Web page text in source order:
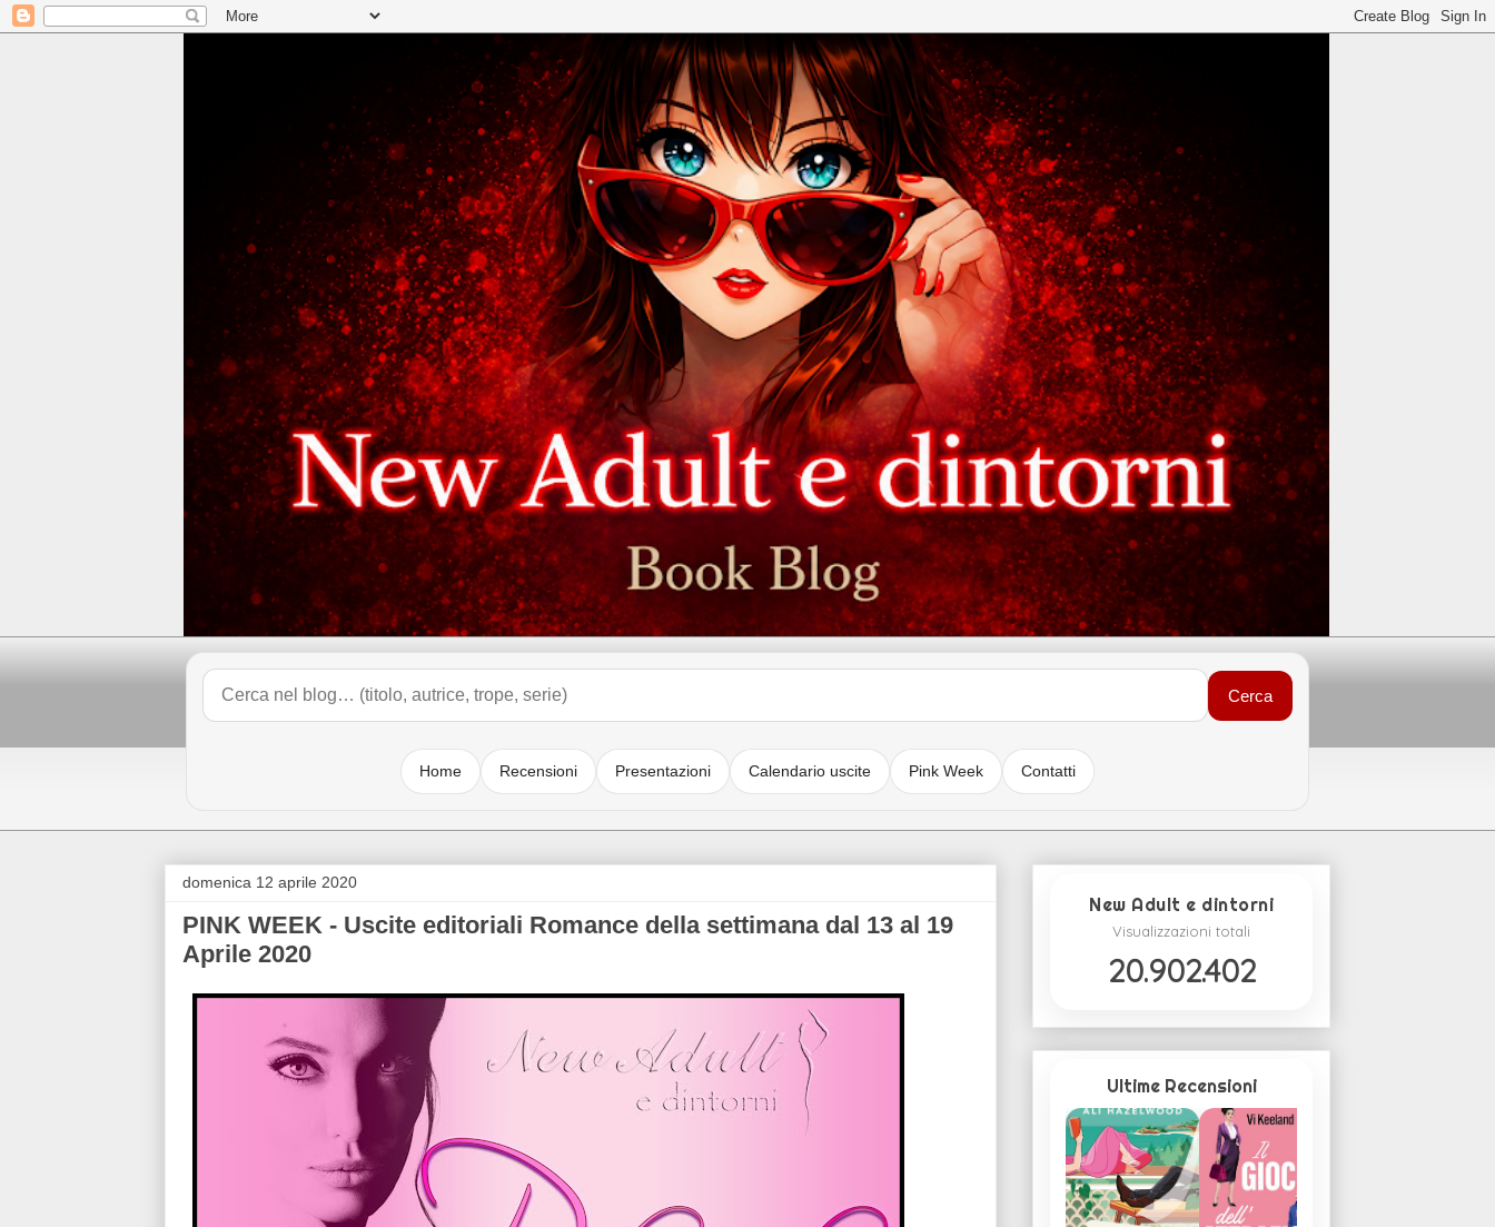
Cerca
Home Recensioni Presentazioni Calendario uscite Pink Week Contatti
domenica 12 aprile 2020
PINK WEEK - Uscite editoriali Romance della settimana dal 13 al 19
Aprile 2020
New Adult e dintorni
Visualizzazioni totali
20.902.402
Ultime Recensioni